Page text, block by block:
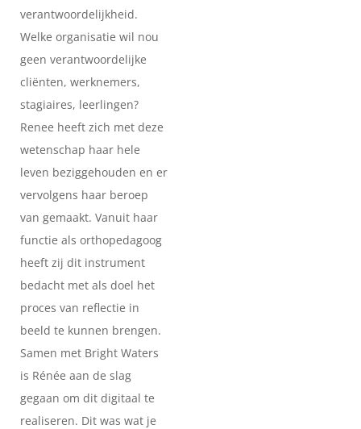
verantwoordelijkheid.
Welke organisatie wil nou
geen verantwoordelijke
cliënten, werknemers,
stagiaires, leerlingen?
Renee heeft zich met deze
wetenschap haar hele
leven beziggehouden en er
vervolgens haar beroep
van gemaakt. Vanuit haar
functie als orthopedagoog
heeft zij dit instrument
bedacht met als doel het
proces van reflectie in
beeld te kunnen brengen.
Samen met Bright Waters
is Rénée aan de slag
gegaan om dit digitaal te
realiseren. Dit was wat je